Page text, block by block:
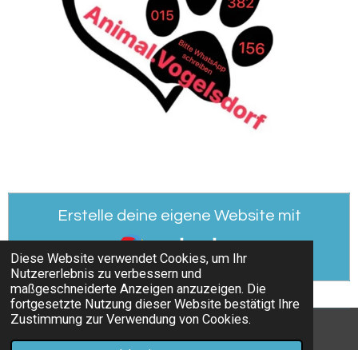
Diese Website verwendet Cookies, um Ihr
Nutzererlebnis zu verbessern und
maßgeschneiderte Anzeigen anzuzeigen. Die
fortgesetzte Nutzung dieser Website bestätigt Ihre
Zustimmung zur Verwendung von Cookies.
Erstelle deine eigene Website mit
Webador